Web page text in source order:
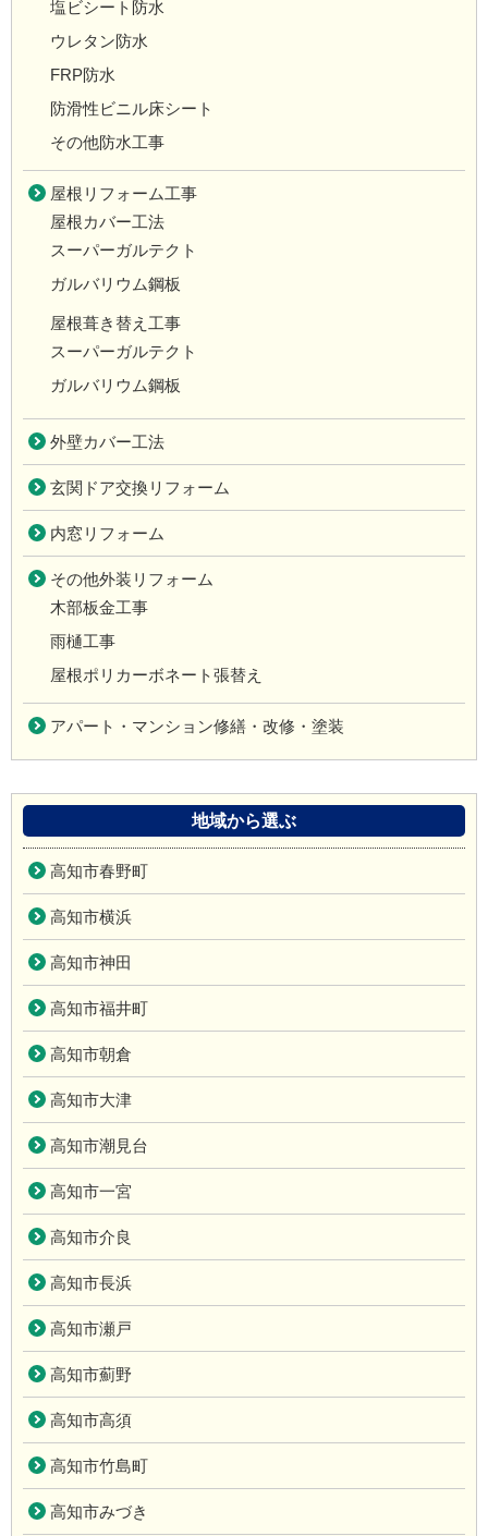
塩ビシート防水
ウレタン防水
FRP防水
防滑性ビニル床シート
その他防水工事
屋根リフォーム工事
屋根カバー工法
スーパーガルテクト
ガルバリウム鋼板
屋根葺き替え工事
スーパーガルテクト
ガルバリウム鋼板
外壁カバー工法
玄関ドア交換リフォーム
内窓リフォーム
その他外装リフォーム
木部板金工事
雨樋工事
屋根ポリカーボネート張替え
アパート・マンション修繕・改修・塗装
地域から選ぶ
高知市春野町
高知市横浜
高知市神田
高知市福井町
高知市朝倉
高知市大津
高知市潮見台
高知市一宮
高知市介良
高知市長浜
高知市瀬戸
高知市薊野
高知市高須
高知市竹島町
高知市みづき